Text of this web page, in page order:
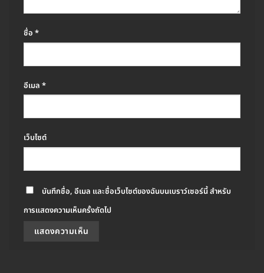
ชื่อ *
อีเมล *
เว็บไซต์
บันทึกชื่อ, อีเมล และชื่อเว็บไซต์ของฉันบนเบราว์เซอร์นี้ สำหรับ
การแสดงความเห็นครั้งถัดไป